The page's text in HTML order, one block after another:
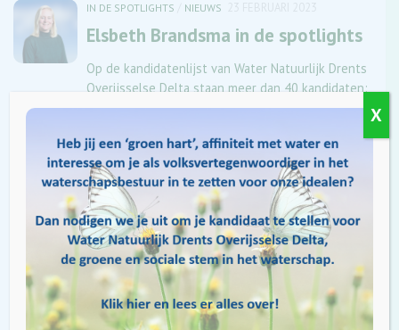
IN DE SPOTLIGHTS NIEUWS
Elsbeth Brandsma in de spotlights
Op de kandidatenlijst van Water Natuurlijk Drents
Overijsselse Delta staan meer dan 40 kandidaten:
allemaal mensen die de groene stem in het
deze mensen, en wat drijft hen? In de serie ‘in de
spotlights’ stelt een aantal van hen zich voor. Dit
keer: Elsbeth Brandsma ut Deventer.
IN DE SPOTLIGHTS/NIEUWS 21 FEBRUARI 2023
Wim Konter in de spotlights
Op de kandidatenlijst van Water Natuurlijk Drents
Overijsselse Delta staan meer dan 40 kandidaten:
X